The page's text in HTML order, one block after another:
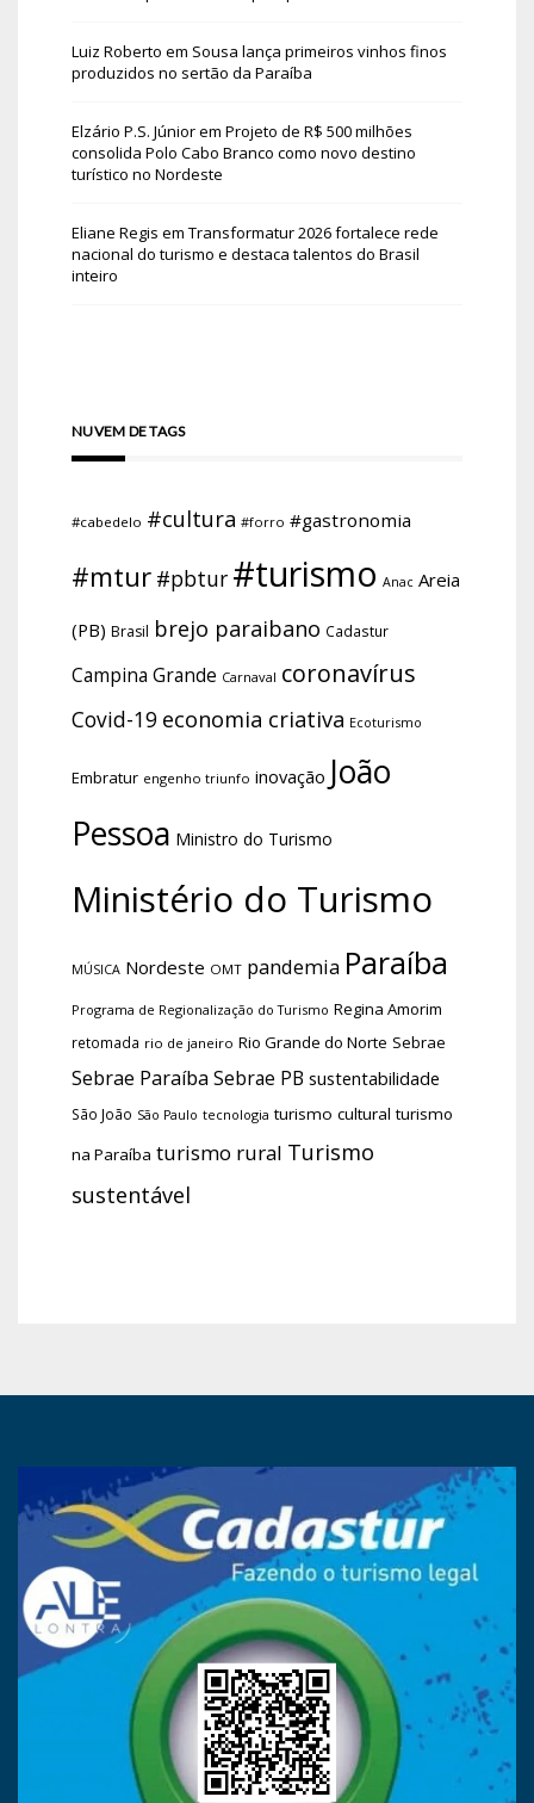
Luiz Roberto em Sousa lança primeiros vinhos finos
produzidos no sertão da Paraíba
Elzário P.S. Júniorem Projeto de R$ 500 milhões
consolida Polo Cabo Branco como novo destino
turístico no Nordeste
Eliane Regis em Transformatur 2026 fortalece rede
nacional do turismo e destaca talentos do Brasil
inteiro
NUVEM DE TAGS
#cabedelo #cultura #forro #gastronomia
#mtur #pbtur #turismo Anac Areia
(PB) Brasil brejo paraibano Cadastur
Campina Grande Carnaval coronavírus
Covid-19 economia criativa Ecoturismo
Embratur engenho triunfo inovação João
Pessoa Ministro do Turismo
Ministério do Turismo
MÚSICA Nordeste OMT pandemia Paraíba
Programa de Regionalização do Turismo Regina Amorim
retomada rio de janeiro Rio Grande do Norte Sebrae
Sebrae Paraíba Sebrae PB sustentabilidade
São João São Paulo tecnologia turismo cultural turismo
na Paraíba turismo rural Turismo
sustentável